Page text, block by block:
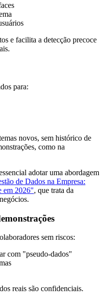
e facilita a detecção precoce
para:
novos, sem histórico de
como na
adotar uma abordagem
de Dados na Empresa:
em 2026", que trata da
sem riscos:
com "pseudo-dados"
reais são confidenciais.